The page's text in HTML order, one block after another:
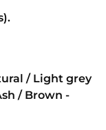
/ Light grey
/ Brown -